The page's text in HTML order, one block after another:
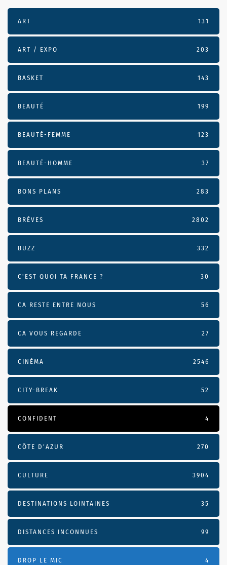
ART 131
ART / EXPO 203
BASKET 143
BEAUTÉ 199
BEAUTÉ-FEMME 123
BEAUTÉ-HOMME 37
BONS PLANS 283
BRÈVES 2802
BUZZ 332
C'EST QUOI TA FRANCE ? 30
CA RESTE ENTRE NOUS 56
CA VOUS REGARDE 27
CINÉMA 2546
CITY-BREAK 52
CONFIDENT 4
CÔTE D’AZUR 270
CULTURE 3904
DESTINATIONS LOINTAINES 35
DISTANCES INCONNUES 99
DROP LE MIC 4